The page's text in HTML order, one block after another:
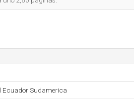
Ecuador Sudamerica